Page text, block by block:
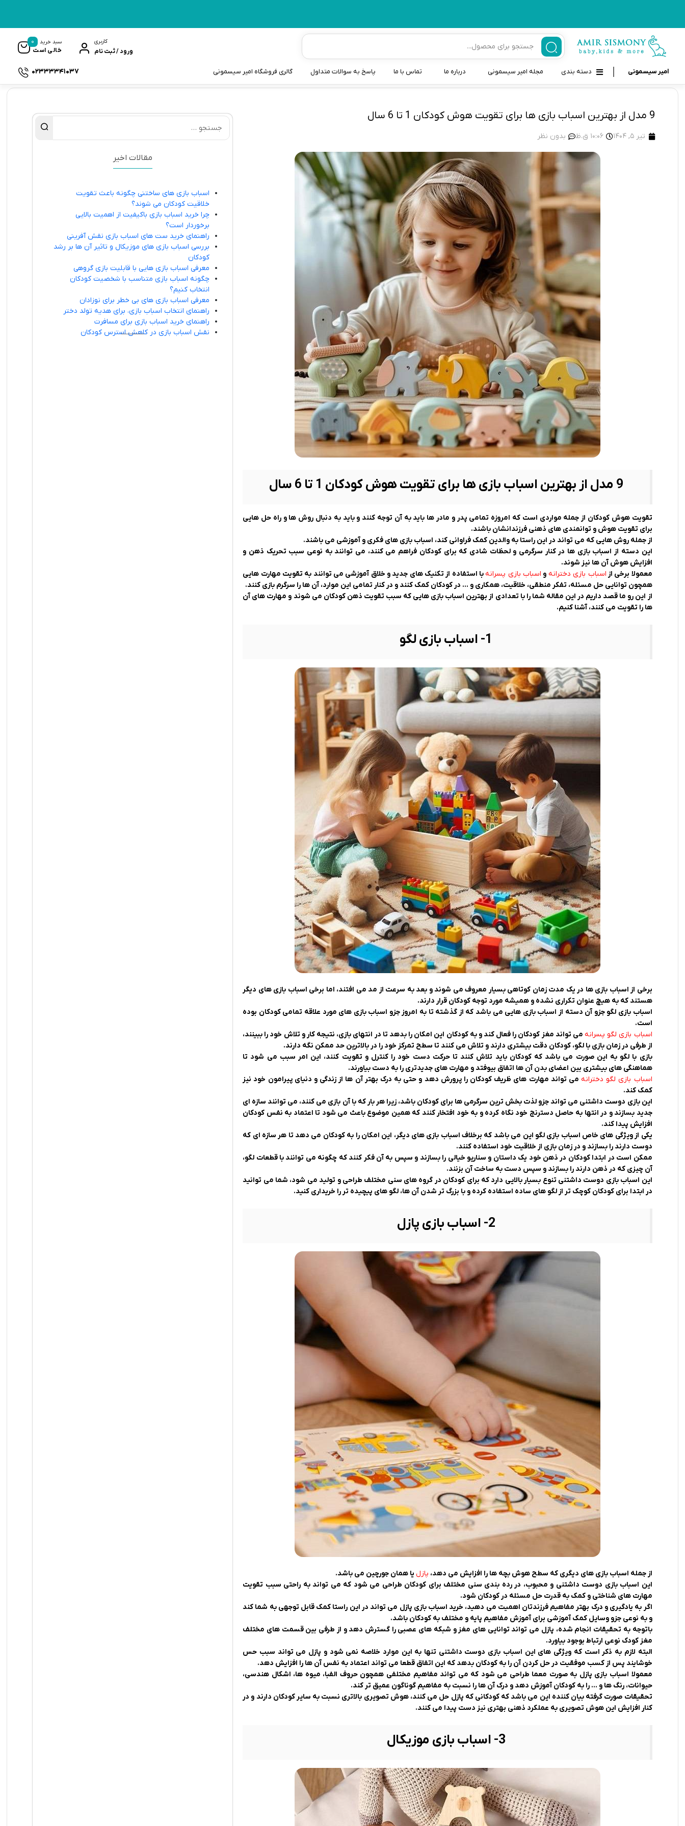
کاربری
ورود / ثبت نام
سبد خرید
خالی است
0
امیر سیسمونی دسته بندی
شانه برس کودک
مسواک و خمیر دندان کودک
تب سنج نوزاد و کودک
رابط و پد سینه
دستگاه بخور سرد کودک
سطل و کیسه پوشک نوزاد
اسباب بازی دخترانه و پسرانه
مجله امیر سیسمونی درباره ما تماس با ما پاسخ به سوالات متداول گالری فروشگاه امیر سیسمونی 02333341037
9 مدل از بهترین اسباب بازی ها برای تقویت هوش کودکان 1 تا 6 سال
تیر 5, 1404 10:06 ق.ظ بدون نظر
9 مدل از بهترین اسباب بازی ها برای تقویت هوش کودکان 1 تا 6 سال
تقویت هوش کودکان از جمله مواردی است که امروزه تمامی پدر و مادر ها باید به آن توجه کنند و باید به دنبال روش ها و راه حل هایی
برای تقویت هوش و توانمندی های ذهنی فرزندانشان باشند.
از جمله روش هایی که می تواند در این راستا به والدین کمک فراوانی کند، اسباب بازی های فکری و آموزشی می باشند.
این دسته از اسباب بازی ها در کنار سرگرمی و لحظات شادی که برای کودکان فراهم می کنند، می توانند به نوعی سبب تحریک ذهن و
افزایش هوش آن ها نیز شوند.
معمولا برخی از اسباب بازی دخترانه و اسباب بازی پسرانهبا استفاده از تکنیک های جدید و خلاق آموزشی می توانند به تقویت مهارت هایی
همچون توانایی حل مسئله، تفکر منطقی، خلاقیت، همکاری و ‌‌… در کودکان کمک کنند و در کنار تمامی این موارد، آن ها را سرگرم بازی کنند.
از این رو ما قصد داریم در این مقاله شما را با تعدادی از بهترین اسباب بازی هایی که سبب تقویت ذهن کودکان می شوند و مهارت های آن
ها را تقویت می کنند، آشنا کنیم.
1- اسباب بازی لگو
برخی از اسباب بازی ها در یک مدت زمان کوتاهی بسیار معروف می شوند و بعد به سرعت از مد می افتند، اما برخی اسباب بازی های دیگر
هستند که به هیچ عنوان تکراری نشده و همیشه مورد توجه کودکان قرار دارند.
اسباب بازی لگو جزو آن دسته از اسباب بازی هایی می باشد که از گذشته تا به امروز جزو اسباب بازی های مورد علاقه تمامی کودکان بوده
است.
اسباب بازی لگو پسرانهمی تواند مغز کودکان را فعال کند و به کودکان این امکان را بدهد تا در انتهای بازی، نتیجه کار و تلاش خود را ببینند،
از طرفی در زمان بازی با لگو، کودکان دقت بیشتری دارند و تلاش می کنند تا سطح تمرکز خود را در بالاترین حد ممکن نگه دارند.
بازی با لگو به این صورت می باشد که کودکان باید تلاش کنند تا حرکت دست خود را کنترل و تقویت کنند، این امر سبب می شود تا
هماهنگی های بیشتری بین اعضای بدن آن ها اتفاق بیوفتد و مهارت های جدیدتری را به دست بیاورند.
اسباب بازی لگو دخترانهمی تواند مهارت های ظریف کودکان را پرورش دهد و حتی به درک بهتر آن ها از زندگی و دنیای پیرامون خود نیز
کمک کند.
این بازی دوست داشتنی می تواند جزو لذت بخش ترین سرگرمی ها برای کودکان باشد، زیرا هر بار که با آن بازی می کنند، می توانند سازه ای
جدید بسازند و در انتها به حاصل دسترنج خود نگاه کرده و به خود افتخار کنند که همین موضوع باعث می شود تا اعتماد به نفس کودکان
افزایش پیدا کند.
یکی از ویژگی های خاص اسباب بازی لگو این می باشد که برخلاف اسباب بازی های دیگر، این امکان را به کودکان می‌ دهد تا هر سازه ای که
دوست دارند را بسازند و در زمان بازی از خلاقیت خود استفاده کنند.
ممکن است در ابتدا کودکان در ذهن خود یک داستان و سناریو خیالی را بسازند و سپس به آن فکر کنند که چگونه می توانند با قطعات لگو،
آن چیزی که در ذهن دارند را بسازند و سپس دست به ساخت آن بزنند.
این اسباب بازی دوست داشتنی تنوع بسیار بالایی دارد که برای کودکان در گروه های سنی مختلف طراحی و تولید می شود، شما می توانید
در ابتدا برای کودکان کوچک تر از لگو های ساده استفاده کرده و با بزرگ تر شدن آن ها، لگو های پیچیده تر را خریداری کنید.
2- اسباب بازی پازل
از جمله اسباب بازی های دیگری که سطح هوش بچه ها را افزایش می دهد، پازل یا همان جورچین می باشد.
این اسباب بازی دوست داشتنی و محبوب، در رده بندی سنی مختلف برای کودکان طراحی می‌ شود که می تواند به راحتی سبب تقویت
مهارت های شناختی و کمک به قدرت حل مسئله در کودکان شود.
اگر به یادگیری و درک بهتر مفاهیم فرزندتان اهمیت می دهید، خرید اسباب بازی پازل می تواند در این راستا کمک قابل توجهی به شما کند
و به نوعی جزو وسایل کمک آموزشی برای آموزش مفاهیم پایه و مختلف به کودکان باشد.
باتوجه به تحقیقات انجام شده، پازل می تواند توانایی های مغز و شبکه های عصبی را گسترش دهد و از طرفی بین قسمت های مختلف
مغز کودک نوعی ارتباط بوجود بیاورد.
البته لازم به ذکر است که ویژگی های این اسباب بازی دوست داشتنی تنها به این موارد خلاصه نمی شود و پازل می تواند سبب حس
خوشایند پس از کسب موفقیت در حل کردن آن را به کودکان بدهد که این اتفاق قطعا می تواند اعتماد به نفس آن ها را افزایش دهد.
معمولا اسباب بازی پازل به صورت معما طراحی می شود که می تواند مفاهیم مختلفی همچون حروف الفبا، میوه ها، اشکال هندسی،
حیوانات، رنگ ها و … را به کودکان آموزش دهد و درک آن ها را نسبت به مفاهیم گوناگون عمیق تر کند.
تحقیقات صورت گرفته بیان کننده این می باشد که کودکانی که پازل حل می کنند، هوش تصویری بالاتری نسبت به سایر کودکان دارند و در
کنار افزایش این هوش تصویری به عملکرد ذهنی بهتری نیز دست پیدا می کنند.
3- اسباب بازی موزیکال
مقالات اخیر
اسباب بازی های ساختنی چگونه باعث تقویت
خلاقیت کودکان می شوند؟
چرا خرید اسباب بازی باکیفیت از اهمیت بالایی
برخوردار است؟
راهنمای خرید ست های اسباب بازی نقش آفرینی
بررسی اسباب بازی های موزیکال و تاثیر آن ها بر رشد
کودکان
معرفی اسباب بازی هایی با قابلیت بازی گروهی
چگونه اسباب بازی متناسب با شخصیت کودکان
انتخاب کنیم؟
معرفی اسباب بازی های بی خطر برای نوزادان
راهنمای انتخاب اسباب بازی، برای هدیه تولد دختر
راهنمای خرید اسباب بازی برای مسافرت
نقش اسباب بازی در کاهش استرس کودکان